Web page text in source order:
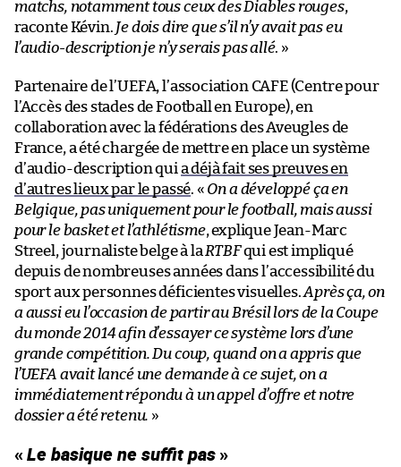
matchs, notamment tous ceux des Diables rouges,
raconte Kévin. Je dois dire que s’il n’y avait pas eu
l’audio-description je n’y serais pas allé. »
Partenaire de l’UEFA, l’association CAFE (Centre pour
l’Accès des stades de Football en Europe), en
collaboration avec la fédérations des Aveugles de
France, a été chargée de mettre en place un système
d’audio-description qui a déjà fait ses preuves en
d’autres lieux par le passé. « On a développé ça en
Belgique, pas uniquement pour le football, mais aussi
pour le basket et l’athlétisme, explique Jean-Marc
Streel, journaliste belge à la RTBFqui est impliqué
depuis de nombreuses années dans l’accessibilité du
sport aux personnes déficientes visuelles.Après ça, on
a aussi eu l’occasion de partir au Brésil lors de la Coupe
du monde 2014 afin d’essayer ce système lors d’une
grande compétition. Du coup, quand on a appris que
l’UEFA avait lancé une demande à ce sujet, on a
immédiatement répondu à un appel d’offre et notre
dossier a été retenu. »
«Le basique ne suffit pas»